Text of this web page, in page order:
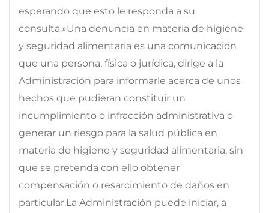
esperando que esto le responda a su
consulta.»Una denuncia en materia de higiene
y seguridad alimentaria es una comunicación
que una persona, física o jurídica, dirige a la
Administración para informarle acerca de unos
hechos que pudieran constituir un
incumplimiento o infracción administrativa o
generar un riesgo para la salud pública en
materia de higiene y seguridad alimentaria, sin
que se pretenda con ello obtener
compensación o resarcimiento de daños en
particular.La Administración puede iniciar, a